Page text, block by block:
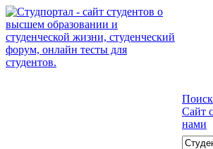
Поиск
Сайт
нами